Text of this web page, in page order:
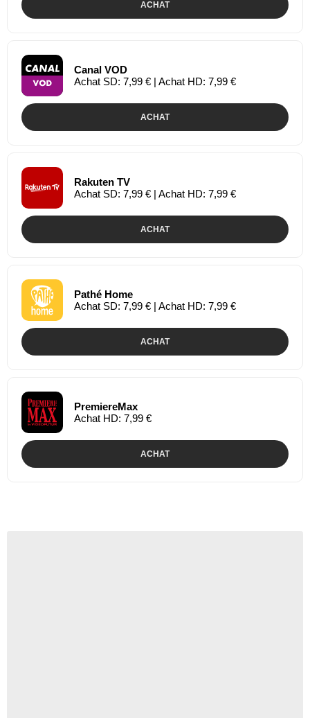
ACHAT
Canal VOD
Achat SD: 7,99 € | Achat HD: 7,99 €
ACHAT
Rakuten TV
Achat SD: 7,99 € | Achat HD: 7,99 €
ACHAT
Pathé Home
Achat SD: 7,99 € | Achat HD: 7,99 €
ACHAT
PremiereMax
Achat HD: 7,99 €
ACHAT